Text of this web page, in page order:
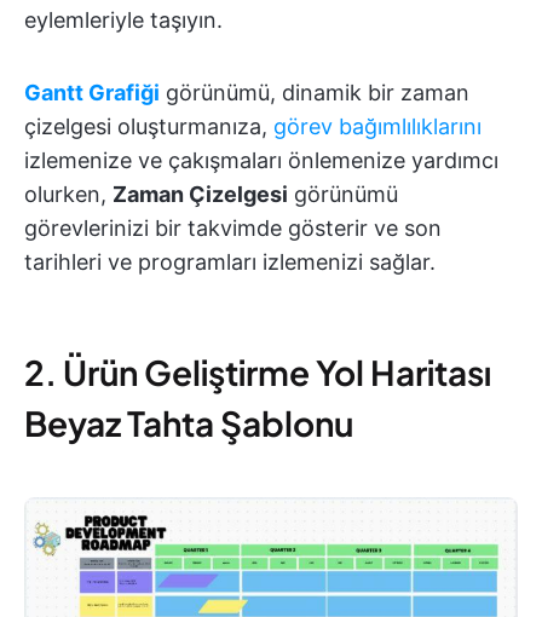
eylemleriyle taşıyın.
Gantt Grafiği görünümü, dinamik bir zaman
çizelgesi oluşturmanıza, görev bağımlılıklarını
izlemenize ve çakışmaları önlemenize yardımcı
olurken, Zaman Çizelgesi görünümü
görevlerinizi bir takvimde gösterir ve son
tarihleri ve programları izlemenizi sağlar.
2. Ürün Geliştirme Yol Haritası
Beyaz Tahta Şablonu